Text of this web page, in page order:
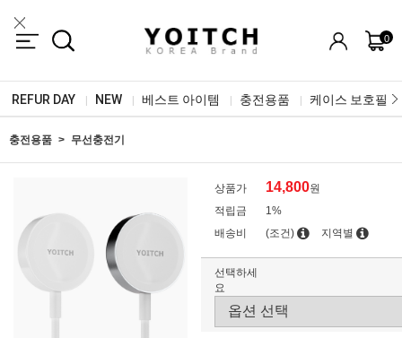
0
REFUR DAY NEW 베스트 아이템 충전용품 케이스 보호필름
충전용품 무선충전기
상품가 14,800원
적립금
1%
배송비
(조건) 지역별
선택하세
요